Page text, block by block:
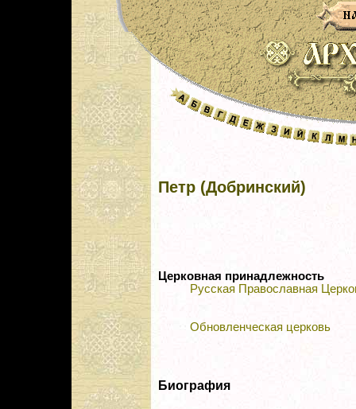
Петр (Добринский)
Церковная принадлежность
Русская Православная
Обновленческая церковь
Биография